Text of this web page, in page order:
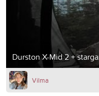
Durston X-Mid 2 +
Vilma